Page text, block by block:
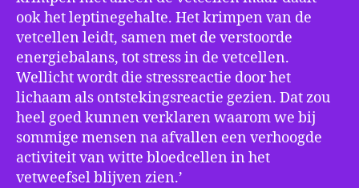
ook het leptinegehalte. Het krimpen van de
vetcellen leidt, samen met de verstoorde
energiebalans, tot stress in de vetcellen.
Wellicht wordt die stressreactie door het
lichaam als ontstekingsreactie gezien. Dat zou
heel goed kunnen verklaren waarom we bij
sommige mensen na afvallen een verhoogde
activiteit van witte bloedcellen in het
vetweefsel blijven zien.’